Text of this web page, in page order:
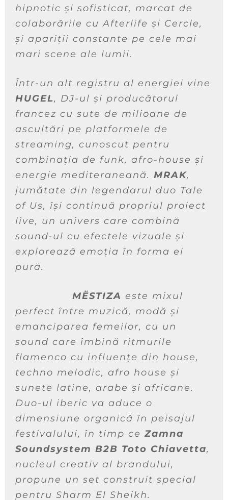
hipnotic și sofisticat, marcat de
colaborările cu Afterlife și Cercle,
și apariții constante pe cele mai
mari scene ale lumii.
Într-un alt registru al energiei vine
HUGEL, DJ-ul și producătorul
francez cu sute de milioane de
ascultări pe platformele de
streaming, cunoscut pentru
combinația de funk, afro-house și
energie mediteraneană. MRAK,
jumătate din legendarul duo Tale
of Us, își continuă propriul proiect
live, un univers care combină
sound-ul cu efectele vizuale și
explorează emoția în forma ei
pură.
MËSTIZA este mixul
perfect între muzică, modă și
emanciparea femeilor, cu un
sound care îmbină ritmurile
flamenco cu influențe din house,
techno melodic, afro house și
sunete latine, arabe și africane.
Duo-ul iberic va aduce o
dimensiune organică în peisajul
festivalului, în timp ceZamna
Soundsystem B2B Toto Chiavetta,
nucleul creativ al brandului,
propune un set construit special
pentru Sharm El Sheikh.